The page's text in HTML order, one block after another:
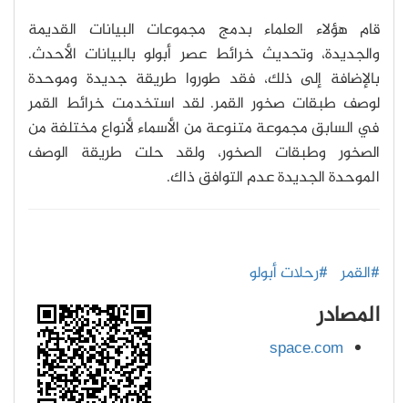
قام هؤلاء العلماء بدمج مجموعات البيانات القديمة
والجديدة، وتحديث خرائط عصر أبولو بالبيانات الأحدث.
بالإضافة إلى ذلك، فقد طوروا طريقة جديدة وموحدة
لوصف طبقات صخور القمر. لقد استخدمت خرائط القمر
في السابق مجموعة متنوعة من الأسماء لأنواع مختلفة من
الصخور وطبقات الصخور، ولقد حلت طريقة الوصف
الموحدة الجديدة عدم التوافق ذاك.
#القمر #رحلات أبولو
المصادر
space.com